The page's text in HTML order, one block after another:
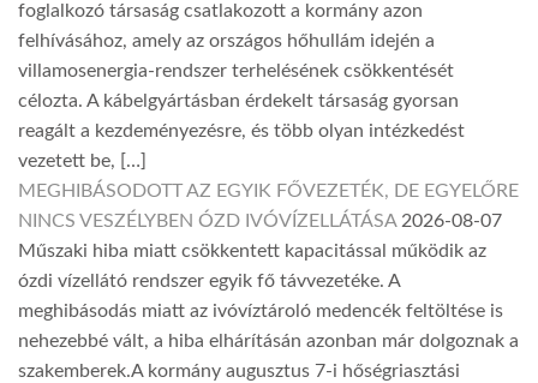
foglalkozó társaság csatlakozott a kormány azon
felhívásához, amely az országos hőhullám idején a
villamosenergia-rendszer terhelésének csökkentését
célozta. A kábelgyártásban érdekelt társaság gyorsan
reagált a kezdeményezésre, és több olyan intézkedést
vezetett be, […]
MEGHIBÁSODOTT AZ EGYIK FŐVEZETÉK, DE EGYELŐRE
NINCS VESZÉLYBEN ÓZD IVÓVÍZELLÁTÁSA 2026-08-07
Műszaki hiba miatt csökkentett kapacitással működik az
ózdi vízellátó rendszer egyik fő távvezetéke. A
meghibásodás miatt az ivóvíztároló medencék feltöltése is
nehezebbé vált, a hiba elhárításán azonban már dolgoznak a
szakemberek.A kormány augusztus 7-i hőségriasztási